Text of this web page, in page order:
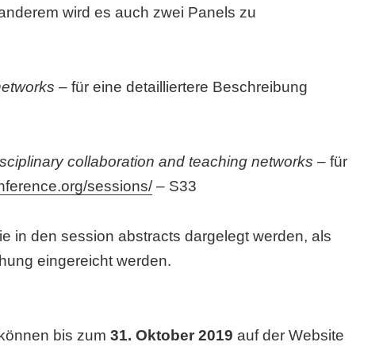
wird es auch zwei Panels zu
– für eine detailliertere Beschreibung
collaboration and teaching networks – für
sessions/– S33
in den session abstracts dargelegt werden, als
eingereicht werden.
bis zum 31. Oktober 2019 auf der Website